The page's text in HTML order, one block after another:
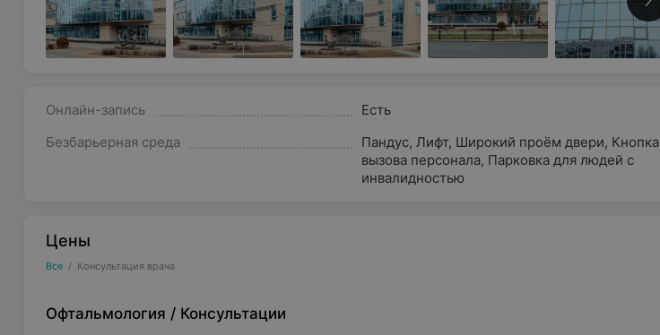
Онлайн-запись
Есть
Безбарьерная среда
Пандус,Лифт, Широкий проём двери, Кнопка
вызова персонала, Парковка для людей с
инвалидностью
Цены
Все / Консультация врача
Офтальмология / Консультации